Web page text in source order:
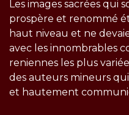
Les images sacrées qui
prospère et renommé
haut niveau et ne
avec les innombrables
reniennes les plus
des auteurs mineurs
et hautement